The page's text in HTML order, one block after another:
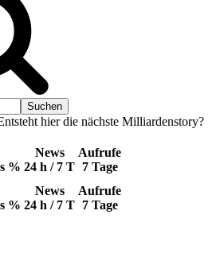
hier die nächste Milliardenstory?
%
News
24 h / 7 T
Aufrufe
7 Tage
%
News
24 h / 7 T
Aufrufe
7 Tage